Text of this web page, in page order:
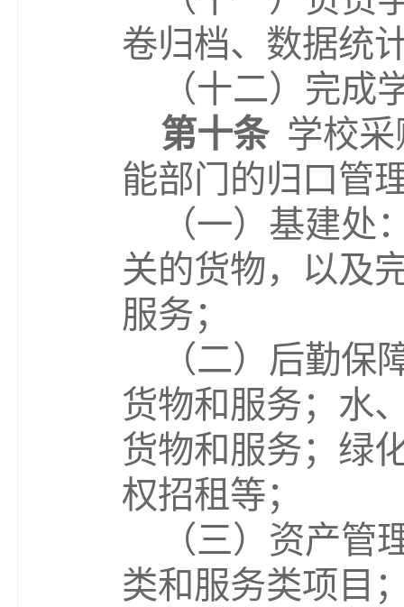
卷归档、数据统
（十二）完成
第十条 学校
能部门的归口管
（一）基建
关的货物，以及
服务；
（二）后勤保
货物和服务；水
货物和服务；绿
权招租等；
（三）资产
类和服务类项目